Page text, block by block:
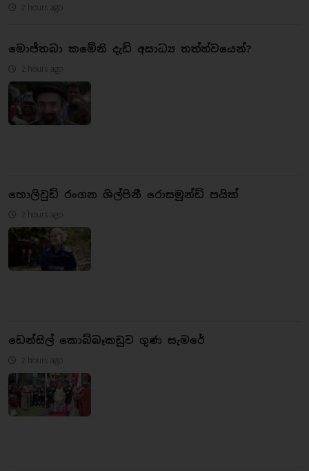
2 hours ago
මොජ්තබා කමේනි දැඩි අසාධ්‍ය තත්ත්වයෙන්?
2 hours ago
හොලිවුඩ් රංගන ශිල්පිනී රොසමුන්ඩ් පයික්
2 hours ago
ඩෙන්සිල් කොබ්බෑකඩුව ගුණ සැමරේ
2 hours ago